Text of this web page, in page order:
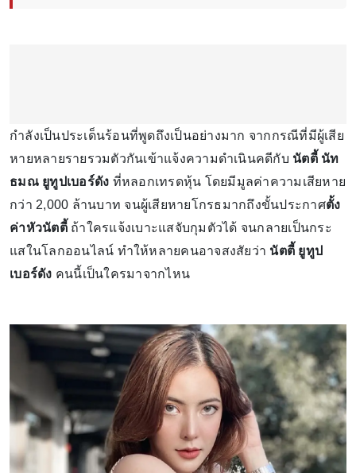
กำลังเป็นประเด็นร้อนที่พูดถึงเป็นอย่างมาก จากกรณีที่มีผู้เสีย
หายหลายรายรวมตัวกันเข้าแจ้งความดำเนินคดีกับ นัตตี้ นัท
ธมณ ยูทูปเบอร์ดัง ที่หลอกเทรดหุ้น โดยมีมูลค่าความเสียหาย
กว่า 2,000 ล้านบาท จนผู้เสียหายโกรธมากถึงขั้นประกาศตั้ง
ค่าหัวนัตตี้ ถ้าใครแจ้งเบาะแสจับกุมตัวได้ จนกลายเป็นกระ
แสในโลกออนไลน์ ทำให้หลายคนอาจสงสัยว่า นัตตี้ ยูทูป
เบอร์ดัง คนนี้เป็นใครมาจากไหน